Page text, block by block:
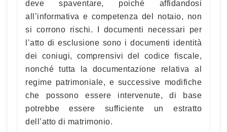
deve spaventare, poiché affidandosi
all’informativa e competenza del notaio, non
si corrono rischi. I documenti necessari per
l’atto di esclusione sono i documenti identità
dei coniugi, comprensivi del codice fiscale,
nonché tutta la documentazione relativa al
regime patrimoniale, e successive modifiche
che possono essere intervenute, di base
potrebbe essere sufficiente un estratto
dell’atto di matrimonio.